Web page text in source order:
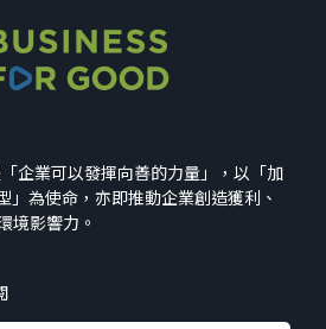
企業可以發揮向善的力量」，以「加
」為使命，亦即推動企業創造獲利、
境影響力。